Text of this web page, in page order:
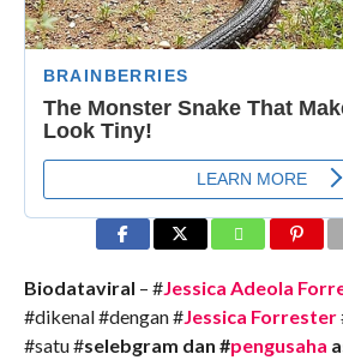
Biodataviral – #Jessica Adeola
#dikenal #dengan #Jessica Forrester
#satu #selebgram dan #pengusaha